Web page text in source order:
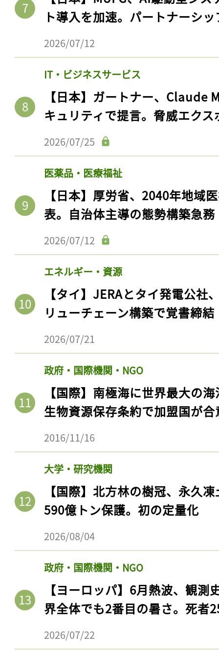
ト導入を加速。パートナーシ
2026/07/12
IT・ビジネスサービス
【日本】ガートナー、Claude
キュリティで提言。脅威エク
2026/07/25
医薬品・医療福祉
【日本】厚労省、2040年地域
表。自治体主導の態勢構築急務
2026/07/12
エネルギー・資源
【タイ】JERAとタイ発電公社
リューチェーン構築で覚書締結
2026/07/21
政府・国際機関・NGO
【国際】南極海に世界最大の
生物資源保存条約で加盟国が合
2016/11/16
大学・研究機関
【国際】北方林の樹冠、永久
590億トン保護。初の定量化
2026/08/04
政府・国際機関・NGO
【ヨーロッパ】6月熱波、観
界全体でも2番目の暑さ。死者
2026/07/22
記事をお気に入りに
ログインが必